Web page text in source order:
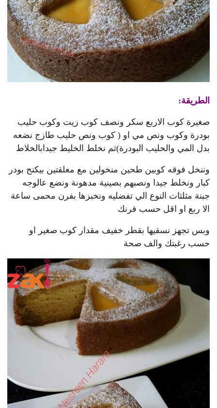
الطريقة:
صغيرة كوب الاربع سكر ونصف كوب زيت وكوب حليب
بودرة وكوب ونص مي او ( كوب ونص حليب طازج نضعه
بدل المي والحليب البودرة)ثم نخلط الخليط جيدابالخلاط
وننخل فوقه كوبين طحين منخولين مع معلقتين بيكنج بودر
كبار ونخلط جيدا ونصبهم بصينية مدهونة ونضع عالوجه
جبنة مثلثات النوع الي تفضليه ونخبزها بفرن محمى ساعة
الا ربع او اقل حسب فرنك
وبس تجهز نسقيها بقطر خفيف مقدار كوب صغير او
حسب رغبتك والف صحة